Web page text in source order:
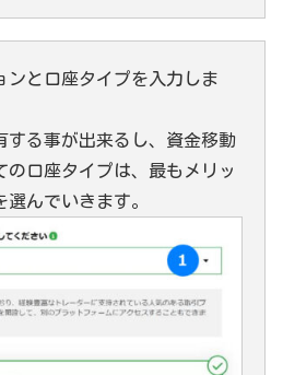
ンと口座タイプを入力しま
る事が出来るし、資金移動
の口座タイプは、最もメリッ
選んでいきます。